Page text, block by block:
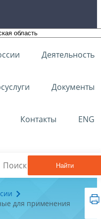
Деятельность
Документы
Контакты ENG
Найти
для применения